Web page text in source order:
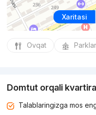
Xaritasi
Ovqat Parklar
Domtut orqali
Talablaringizga mos